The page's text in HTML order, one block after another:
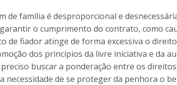
de família é desproporcional e
o cumprimento do contrato, como
de fiador atinge de forma excessiva o
dos princípios da livre iniciativa e da
buscar a ponderação entre os
necessidade de se proteger da penhora o